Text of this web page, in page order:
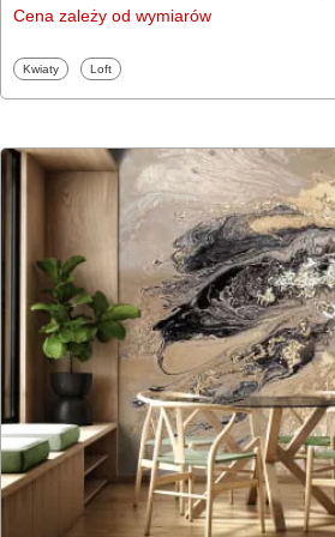
Cena zależy od wymiarów
Fototapety
Kwiaty Fototapety
Loft